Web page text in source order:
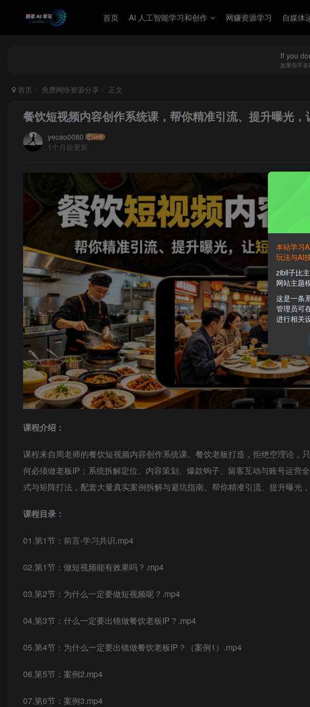
首页 AI 人工智能学习和创作 网赚资源学习 自媒体
If you
如果你不
首页 免费网络资源分享 正文
餐饮短视频内容创作系统课，帮你精准引流、提升曝光
yecao0080
1个月前更新
课程介绍：
课程来自周老师的餐饮短视频内容创作系统课。餐饮老板打造，拒绝空理论，
何必须做老板IP；系统拆解定位、内容策划、爆款钩子、留客互动与账号运营
式与矩阵打法，配套大量真实案例拆解与避坑指南。帮你精准引流、提升曝光
课程目录：
01.第1节：前言-学习共识.mp4
02.第1节：做短视频能有效果吗？.mp4
03.第2节：为什么一定要做短视频呢？.mp4
04.第3节：什么一定要出镜做餐饮老板IP？.mp4
05.第4节：为什么一定要出镜做餐饮老板IP？（案例1）.mp4
06.第5节：案例2.mp4
07.第6节：案例3.mp4
本站学习
玩法与AI
zibll子比
网站主题
这是一条
管理员可
进行相关